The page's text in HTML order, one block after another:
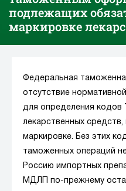
подлежащих
маркировке
Федеральная
отсутствие
для определения кодов
лекарственных
маркировке. Без этих
таможенных операций
Россию импортных
МДЛП по-прежнему